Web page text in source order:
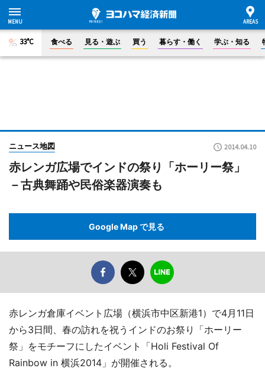
33°C 食べる 見る・遊ぶ 買う 暮らす・働く 学ぶ・知る
ニュース地図 2014.04.10
赤レンガ広場でインドの祭り「ホーリー祭」
－古典舞踊や民俗楽器演奏も
Google Map で見る
赤レンガ倉庫イベント広場（横浜市中区新港1）で4月11日
から3日間、春の訪れを祝うインドのお祭り「ホーリー
祭」をモチーフにしたイベント「Holi Festival Of
Rainbow in 横浜2014」が開催される。